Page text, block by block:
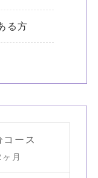
る方
ース
月